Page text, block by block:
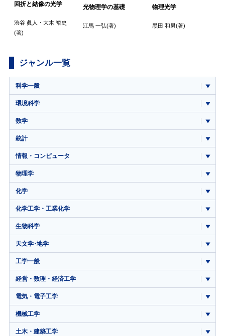
回折と結像の光学
渋谷 眞人 ・ 大木 裕史
(著)
光物理学の基礎
江馬 一弘(著)
物理光学
黒田 和男(著)
ジャンル一覧
科学一般
環境科学
数学
統計
情報・コンピュータ
物理学
化学
化学工学・工業化学
生物科学
天文学･地学
工学一般
経営・数理・経済工学
電気・電子工学
機械工学
土木・建築工学